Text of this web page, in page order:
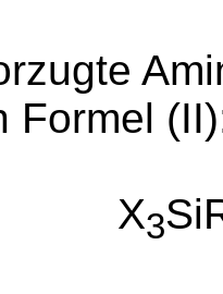
Formel
3